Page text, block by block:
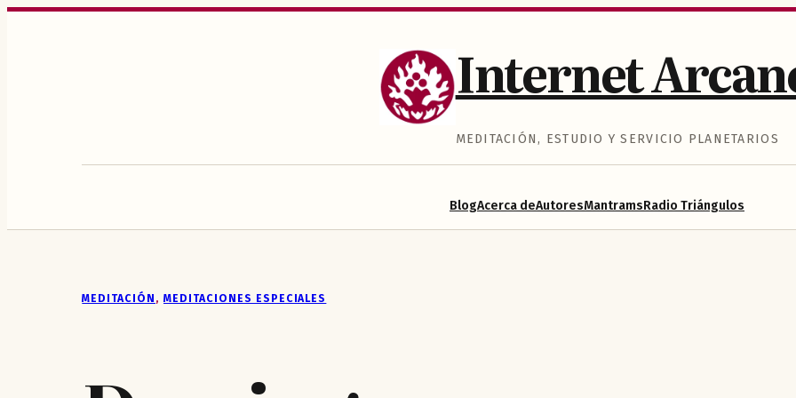
Saltar
Internet
MEDITACIÓN, ESTUDIO Y SERVICIO PLANETARIOS
BlogAcerca deAutoresMantramsRadio Triángulos
MEDITACIÓN , MEDITACIONES ESPECIALES